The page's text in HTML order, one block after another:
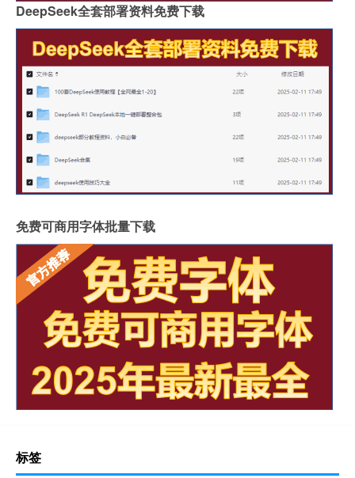
DeepSeek全套部署资料免费下载
免费可商用字体批量下载
标签